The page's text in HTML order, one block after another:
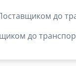
до
до